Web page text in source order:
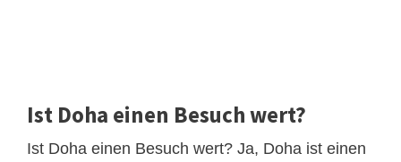
Ist Doha einen Besuch wert?
Ist Doha einen Besuch wert? Ja, Doha ist einen